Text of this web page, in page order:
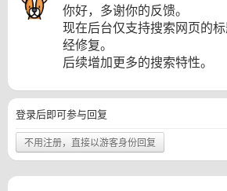
你好，多谢你的反馈。
现在后台仅支持搜索网页的
经修复。
后续增加更多的搜索特性。
登录后即可参与回复
不用注册，直接以游客身份回复